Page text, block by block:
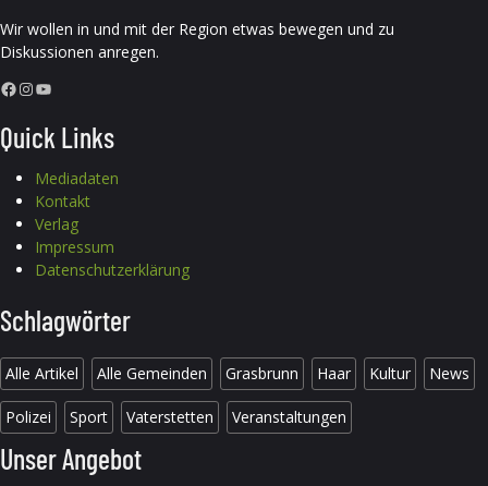
Wir wollen in und mit der Region etwas bewegen und zu
Diskussionen anregen.
Facebook InstagramYouTube
Quick Links
Mediadaten
Kontakt
Verlag
Impressum
Datenschutzerklärung
Schlagwörter
Alle Artikel Alle Gemeinden Grasbrunn Haar Kultur News
Polizei Sport Vaterstetten Veranstaltungen
Unser Angebot